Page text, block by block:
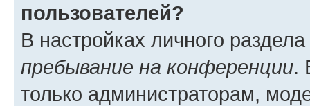
пользователей?
В настройках личного
пребывание на конференции.
только администраторам,